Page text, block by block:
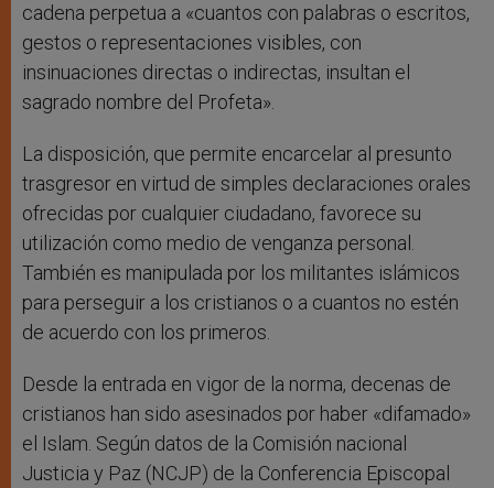
cadena perpetua a «cuantos con palabras o escritos,
gestos o representaciones visibles, con
insinuaciones directas o indirectas, insultan el
sagrado nombre del Profeta».
La disposición, que permite encarcelar al presunto
trasgresor en virtud de simples declaraciones orales
ofrecidas por cualquier ciudadano, favorece su
utilización como medio de venganza personal.
También es manipulada por los militantes islámicos
para perseguir a los cristianos o a cuantos no estén
de acuerdo con los primeros.
Desde la entrada en vigor de la norma, decenas de
cristianos han sido asesinados por haber «difamado»
el Islam. Según datos de la Comisión nacional
Justicia y Paz (NCJP) de la Conferencia Episcopal